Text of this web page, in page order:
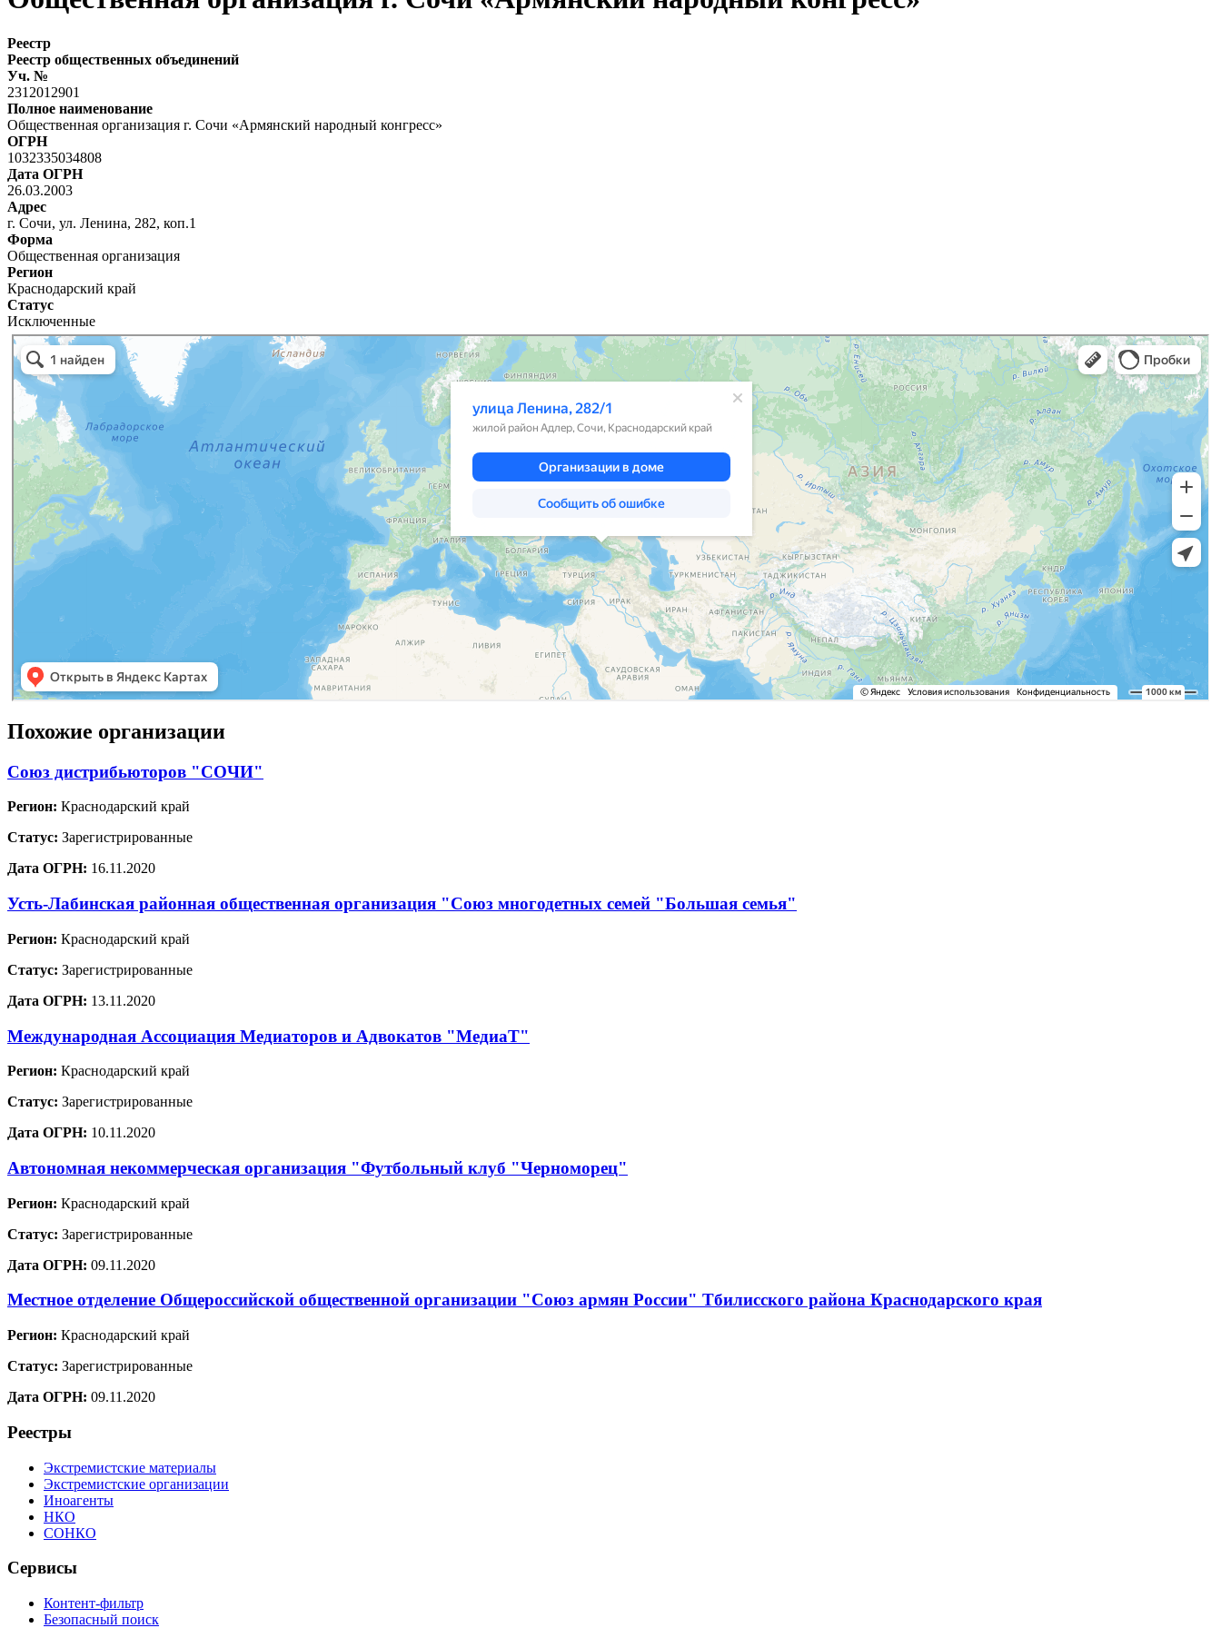
Реестр
Реестр общественных объединений
Уч. №
2312012901
Полное наименование
Общественная организация г. Сочи «Армянский народный конгресс»
ОГРН
1032335034808
Дата ОГРН
26.03.2003
Адрес
г. Сочи, ул. Ленина, 282, коп.1
Форма
Общественная организация
Регион
Краснодарский край
Статус
Исключенные
Похожие организации
Союз дистрибьюторов "СОЧИ"
Регион: Краснодарский край
Статус: Зарегистрированные
Дата ОГРН: 16.11.2020
Усть-Лабинская районная общественная организация "Союз многодетных семей "Большая семья"
Регион: Краснодарский край
Статус: Зарегистрированные
Дата ОГРН: 13.11.2020
Международная Ассоциация Медиаторов и Адвокатов "МедиаТ"
Регион: Краснодарский край
Статус: Зарегистрированные
Дата ОГРН: 10.11.2020
Автономная некоммерческая организация "Футбольный клуб "Черноморец"
Регион: Краснодарский край
Статус: Зарегистрированные
Дата ОГРН: 09.11.2020
Местное отделение Общероссийской общественной организации "Союз армян России" Тбилисского района Краснодарского края
Регион: Краснодарский край
Статус: Зарегистрированные
Дата ОГРН: 09.11.2020
Реестры
Экстремистские материалы
Экстремистские организации
Иноагенты
НКО
СОНКО
Сервисы
Контент-фильтр
Безопасный поиск